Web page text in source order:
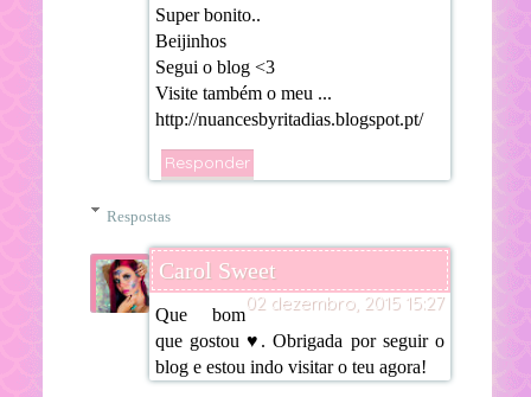
Super bonito..
Beijinhos
Segui o blog <3
Visite também o meu ...
http://nuancesbyritadias.blogspot.pt/
Responder
Respostas
Carol Sweet
02 dezembro, 2015 15:27
Que bom
que gostou ♥. Obrigada por seguir o
blog e estou indo visitar o teu agora!